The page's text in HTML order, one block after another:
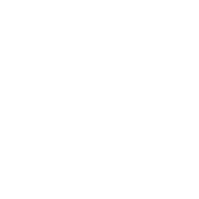
مورد جهان واقعی